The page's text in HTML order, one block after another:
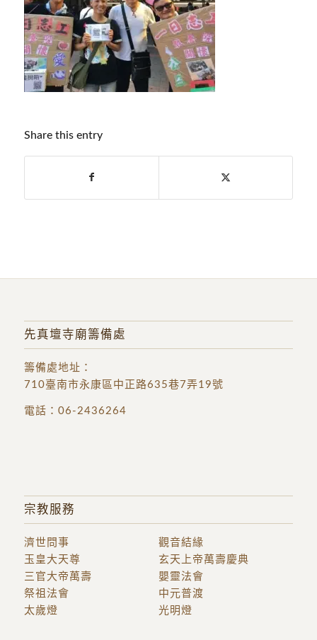
Share this entry
先真壇寺廟籌備處
籌備處地址 ：
710臺南市永康區中正路635巷7弄19號
電話： 06-2436264
宗教服務
濟世問事
觀音結緣
玉皇大天尊
三官大帝萬壽
玄天上帝萬壽慶典
嬰靈法會
祭祖法會
中元普渡
太歲燈
光明燈